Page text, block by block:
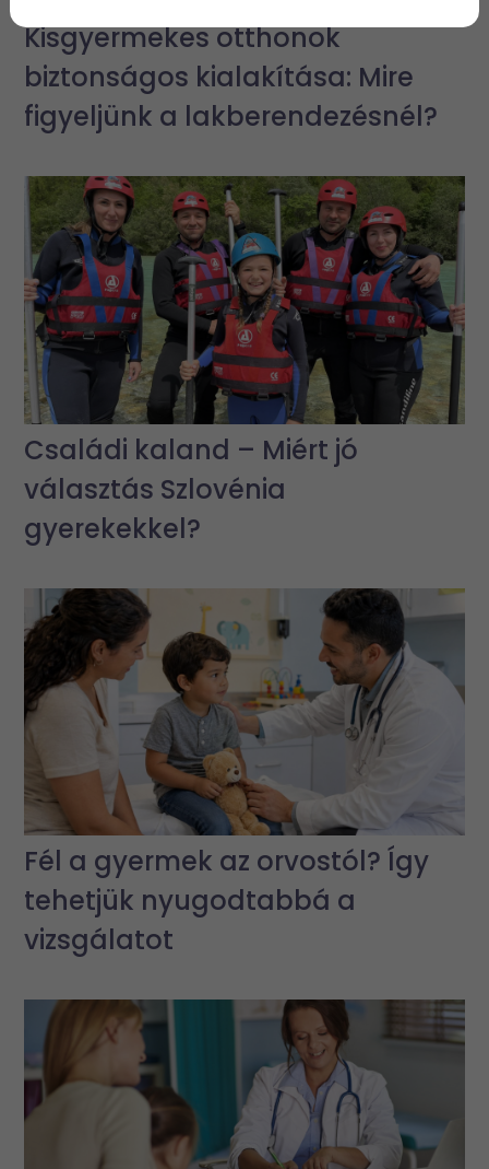
Kisgyermekes otthonok
biztonságos kialakítása: Mire
figyeljünk a lakberendezésnél?
Családi kaland – Miért jó
választás Szlovénia
gyerekekkel?
Fél a gyermek az orvostól? Így
tehetjük nyugodtabbá a
vizsgálatot